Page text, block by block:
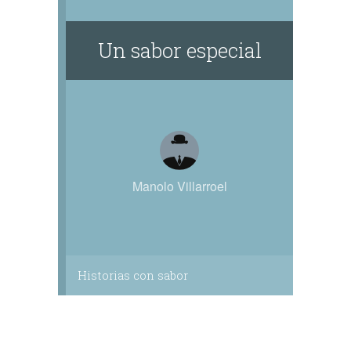
cocinero, camarero, confitero, guía de
Un sabor especial
Manolo Villarroel
Historias con sabor